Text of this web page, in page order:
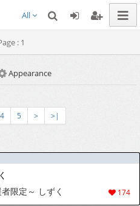
All
: 1
Appearance
4 5 > >|
174
限定～ しずく